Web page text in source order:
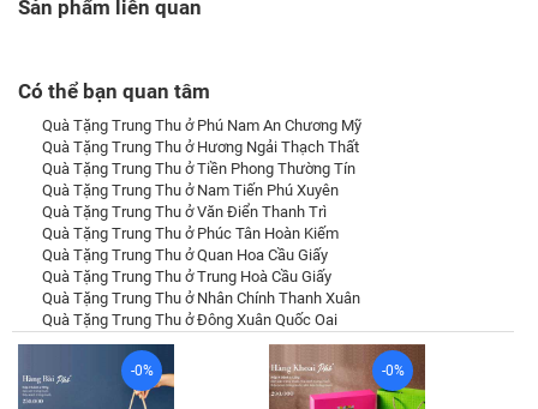
Sản phẩm liên quan
Có thể bạn quan tâm
Quà Tặng Trung Thu ở Phú Nam An Chương Mỹ
Quà Tặng Trung Thu ở Hương Ngải Thạch Thất
Quà Tặng Trung Thu ở Tiền Phong Thường Tín
Quà Tặng Trung Thu ở Nam Tiến Phú Xuyên
Quà Tặng Trung Thu ở Văn Điển Thanh Trì
Quà Tặng Trung Thu ở Phúc Tân Hoàn Kiếm
Quà Tặng Trung Thu ở Quan Hoa Cầu Giấy
Quà Tặng Trung Thu ở Trung Hoà Cầu Giấy
Quà Tặng Trung Thu ở Nhân Chính Thanh Xuân
Quà Tặng Trung Thu ở Đông Xuân Quốc Oai
-0% -0%